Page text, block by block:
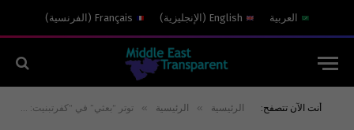
العربية English
( الإنجليزية)
Français
( الفرنسية)
أنت الآن تتصفح: الرئيسية » الرئيسية » توتر “بعثي” في “كفرتبنيت: جناح شلق “طوّق” تمثال حافظ الأسد!